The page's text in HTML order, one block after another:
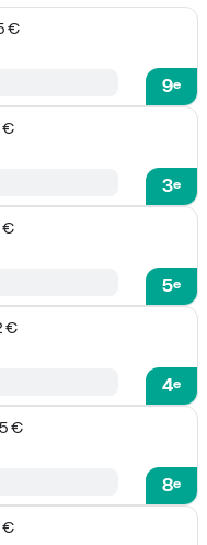
€
9e
€
3e
€
5e
€
4e
€
8e
€